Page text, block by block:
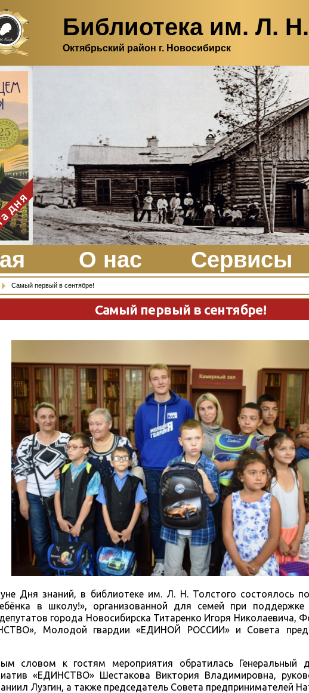
Библиотека им. Л. Н.
Октябрьский район г. Новосибирск
с
пчёл
и
Едим
во
-
-
дня
О нас Сервисы
Самый первый в сентябре!
Самый первый в сентябре!
Дня знаний, в библиотеке им. Л. Н. Толстого состоялось
в школу!», организованной для семей при
города Новосибирска Титаренко Игоря Николаевича,
Молодой гвардии «ЕДИНОЙ РОССИИ» и Совета
словом к гостям мероприятия обратилась Генеральный
«ЕДИНСТВО» Шестакова Виктория Владимировна,
Лузгин, а также председатель Совета предпринимателей